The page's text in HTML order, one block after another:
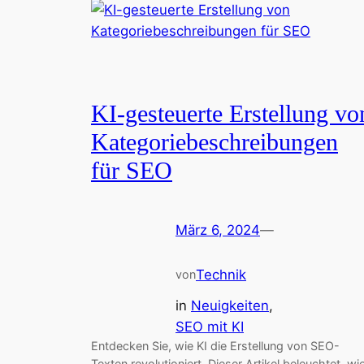
KI-gesteuerte Erstellung
Kategoriebeschreibungen
für SEO
März 6, 2024—
vonTechnik
in Neuigkeiten
SEO mit KI
Entdecken Sie, wie KI die Erstellung von SEO-